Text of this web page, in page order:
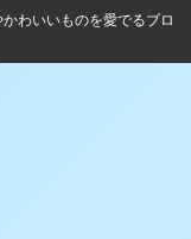
わいいものを愛でるブロ